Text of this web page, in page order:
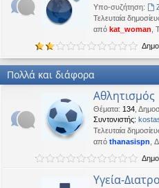
BlueAngel Πέμ 29 Ιαν 2026,
likes this message
OTTOέγραψε:↑
Καλησπερα
OTTO•Δευ 19 Ιαν 2026, 16:53
Καλησπερα
neodikos•Κυρ 18 Ιαν 2026, 01:49
Καλημέρα σε όλους
OTTO•Πέμ 08 Ιαν 2026, 01:33
Χρόνια πολλά, καλή χρονια
Υπο-συζήτηση:
Τελευταία
από kat_woman ,
Πολλά και διάφορα
Αθλητισμός
Θέματα: 134
Συντονιστής:
Τελευταία
από thanasispn ,
Υγεία-